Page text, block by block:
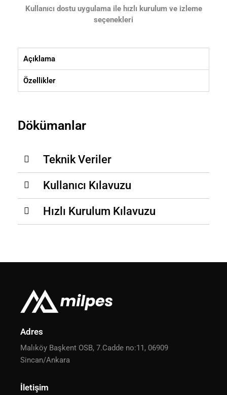
Kullanıcı dostu uygulama ile hızlı kurulum ve izleme
seçenekleri
Açıklama
Özellikler
Dökümanlar
Teknik Veriler
Kullanıcı Kılavuzu
Hızlı Kurulum Kılavuzu
Adres
Malıköy Başkent OSB, 7.Cadde no:11, 06909
Sincan/Ankara
İletişim